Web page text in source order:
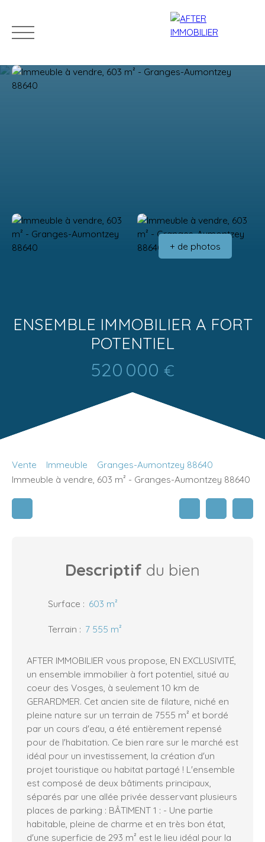
Estimation
+ de photos
ENSEMBLE IMMOBILIER A FORT
POTENTIEL
520 000 €
Vente Immeuble
Granges-Aumontzey 88640
Immeuble à vendre, 603 m² - Granges-Aumontzey 88640
Descriptif du bien
Surface : 603 m²
Terrain : 7 555 m²
AFTER IMMOBILIER vous propose, EN EXCLUSIVITÉ,
un ensemble immobilier à fort potentiel, situé au
coeur des Vosges, à seulement 10 km de
GERARDMER. Cet ancien site de filature, niché en
pleine nature sur un terrain de 7555 m² et bordé
par un cours d'eau, a été entièrement repensé
pour de l'habitation. Ce bien rare sur le marché est
idéal pour un investissement, la création d'un
projet touristique ou habitat partagé ! L'ensemble
est composé de deux bâtiments principaux,
séparés par une allée privée desservant plusieurs
places de parking : BÂTIMENT 1 : - Une partie
habitable, pleine de charme et en très bon état,
d'une superficie de 293 m² est le lieu idéal pour la